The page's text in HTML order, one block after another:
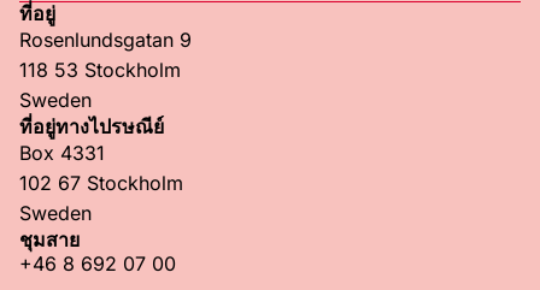
ที่อยู่
Rosenlundsgatan 9
118 53 Stockholm
Sweden
ที่อยู่ทางไปรษณีย์
Box 4331
102 67 Stockholm
Sweden
ชุมสาย
+46 8 692 07 00